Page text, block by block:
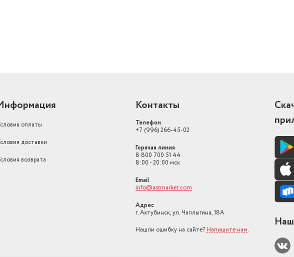
оплаты
доставки
возврата
Контакты
Телефон
+7 (996) 266-45-02
Горячая линия
8 800 700 51 44
8:00 - 20:00 мск
Email
info@astmarket.com
Адрес
г. Ахтубинск, ул. Чаплыгина, 18А
Нашли ошибку на сайте? Напишите нам.